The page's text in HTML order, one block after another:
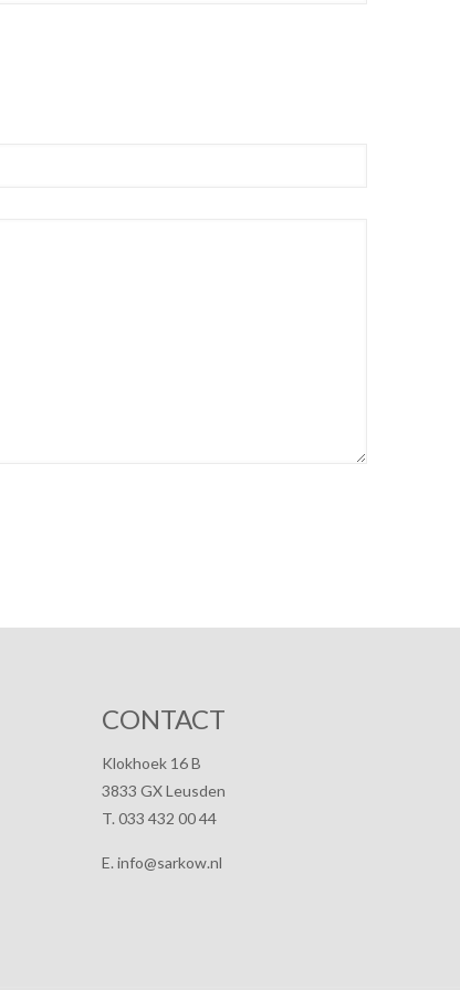
CONTACT
Klokhoek 16 B
3833 GX Leusden
T. 033 432 00 44
E. info@sarkow.nl